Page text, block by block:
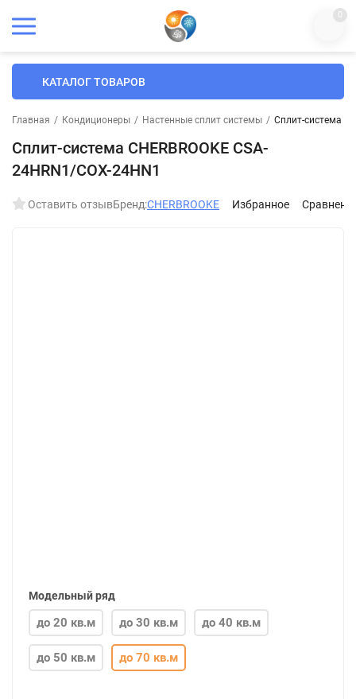
0
КАТАЛОГ ТОВАРОВ
Главная / Кондиционеры / Настенные сплит системы / Сплит-система
Сплит-система CHERBROOKE CSA-
24HRN1/COX-24HN1
Оставить отзывБренд:CHERBROOKE Избранное
Модельный ряд
до 20 кв.м до 30 кв.м до 40 кв.м
до 50 кв.м до 70 кв.м